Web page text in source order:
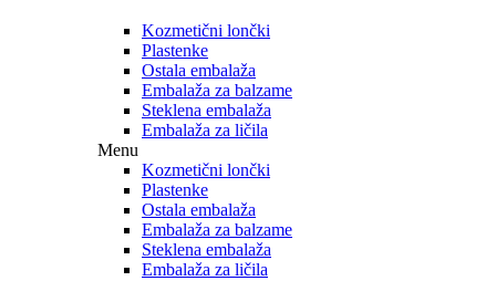
Kozmetični lončki
Plastenke
Ostala embalaža
Embalaža za balzame
Steklena embalaža
Embalaža za ličila
Menu
Kozmetični lončki
Plastenke
Ostala embalaža
Embalaža za balzame
Steklena embalaža
Embalaža za ličila